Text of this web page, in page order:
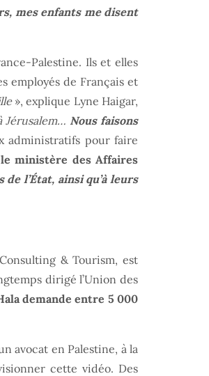
mes enfants me disent
Palestine. Ils et elles
employés de Français et
», explique Lyne Haigar,
Jérusalem… Nous faisons
administratifs pour faire
ministère des Affaires
l’État, ainsi qu’à leurs
& Tourism, est
dirigé l’Union des
demande entre 5 000
avocat en Palestine, à la
cette vidéo. Des